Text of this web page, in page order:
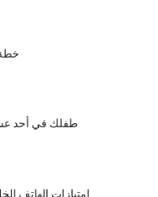
خطة
طفلك في أحد
امتيازات الهاتف